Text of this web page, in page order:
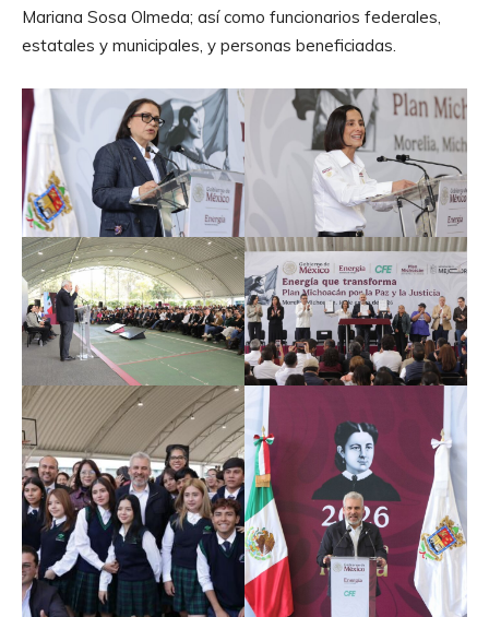
Mariana Sosa Olmeda; así como funcionarios federales,
estatales y municipales, y personas beneficiadas.